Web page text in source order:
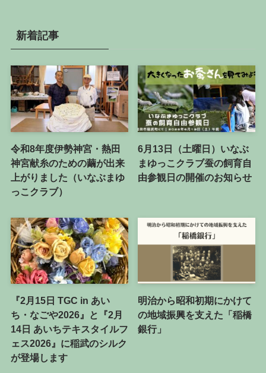
新着記事
令和8年度伊勢神宮・熱田
神宮献糸のための繭が出来
上がりました（いなぶまゆ
っこクラブ）
6月13日（土曜日）いなぶ
まゆっこクラブ蚕の飼育自
由参観日の開催のお知らせ
『2月15日 TGC in あい
ち・なごや2026』と『2月
14日 あいちテキスタイルフ
ェス2026』に稲武のシルク
が登場します
明治から昭和初期にかけて
の地域振興を支えた「稲橋
銀行」